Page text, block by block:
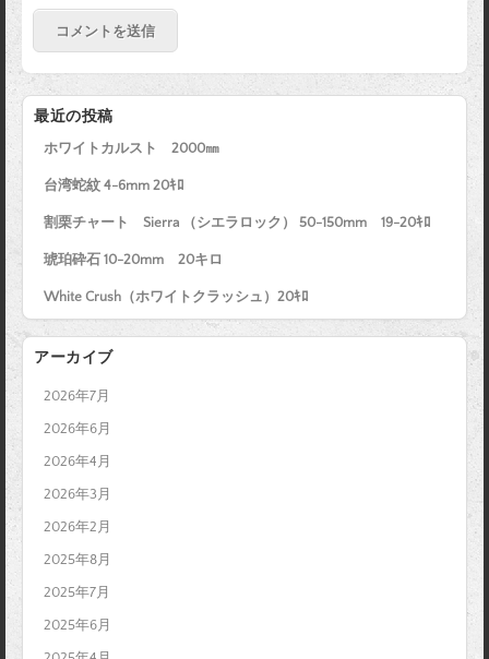
最近の投稿
ホワイトカルスト 2000㎜
台湾蛇紋 4-6mm 20ｷﾛ
割栗チャート Sierra （シエラロック） 50-150mm 19-20ｷﾛ
琥珀砕石 10-20mm 20キロ
White Crush（ホワイトクラッシュ）20ｷﾛ
アーカイブ
2026年7月
2026年6月
2026年4月
2026年3月
2026年2月
2025年8月
2025年7月
2025年6月